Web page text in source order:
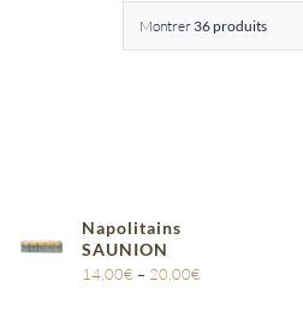
Montrer 36 produits
Napolitains
SAUNION
14,00€ – 20,00€